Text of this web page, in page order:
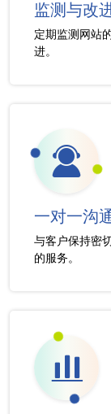
监测与改
定期监测网站
进。
一对一沟
与客户保持密
的服务。